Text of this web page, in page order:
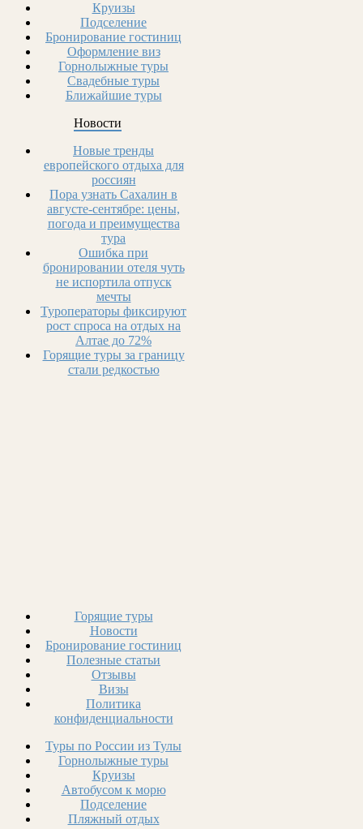
Круизы
Подселение
Бронирование гостиниц
Оформление виз
Горнолыжные туры
Свадебные туры
Ближайшие туры
Новости
Новые тренды
европейского отдыха для
россиян
Пора узнать Сахалин в
августе-сентябре: цены,
погода и преимущества
тура
Ошибка при
бронировании отеля чуть
не испортила отпуск
мечты
Туроператоры фиксируют
рост спроса на отдых на
Алтае до 72%
Горящие туры за границу
стали редкостью
Горящие туры
Новости
Бронирование гостиниц
Полезные статьи
Отзывы
Визы
Политика
конфиденциальности
Туры по России из Тулы
Горнолыжные туры
Круизы
Автобусом к морю
Подселение
Пляжный отдых